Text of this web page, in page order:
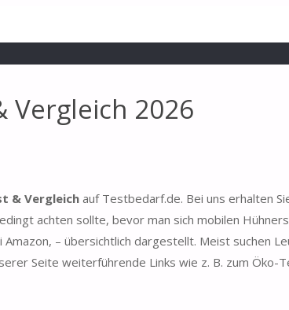
2026
& Vergleich auf Testbedarf.de. Bei uns erhalten
achten sollte, bevor man sich mobilen
– übersichtlich dargestellt. Meist suchen
Seite weiterführende Links wie z. B. zum Öko-